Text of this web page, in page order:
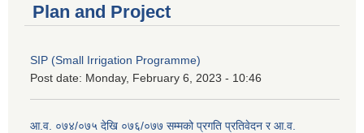
Plan and Project
SIP (Small Irrigation Programme)
Post date: Monday, February 6, 2023 - 10:46
आ.व. ०७४/०७५ देखि ०७६/०७७ सम्मको प्रगति प्रतिवेदन र आ.व.